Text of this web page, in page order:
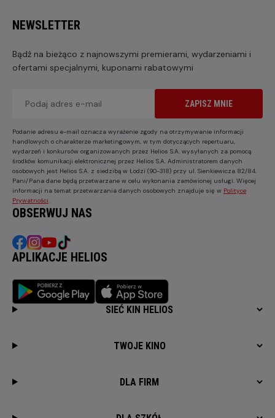
NEWSLETTER
Bądź na bieżąco z najnowszymi premierami, wydarzeniami i
ofertami specjalnymi, kuponami rabatowymi
ZAPISZ MNIE
Podanie adresu e-mail oznacza wyrażenie zgody na otrzymywanie informacji
handlowych o charakterze marketingowym, w tym dotyczących repertuaru,
wydarzeń i konkursów organizowanych przez Helios S.A. wysyłanych za pomocą
środków komunikacji elektronicznej przez Helios S.A. Administratorem danych
osobowych jest Helios S.A. z siedzibą w Łodzi (90-318) przy ul. Sienkiewicza 82/84.
Pani/Pana dane będą przetwarzane w celu wykonania zamówionej usługi. Więcej
informacji na temat przetwarzania danych osobowych znajduje się w Polityce
Prywatności
OBSERWUJ NAS
APLIKACJE HELIOS
SIEĆ KIN HELIOS
TWOJE KINO
DLA FIRM